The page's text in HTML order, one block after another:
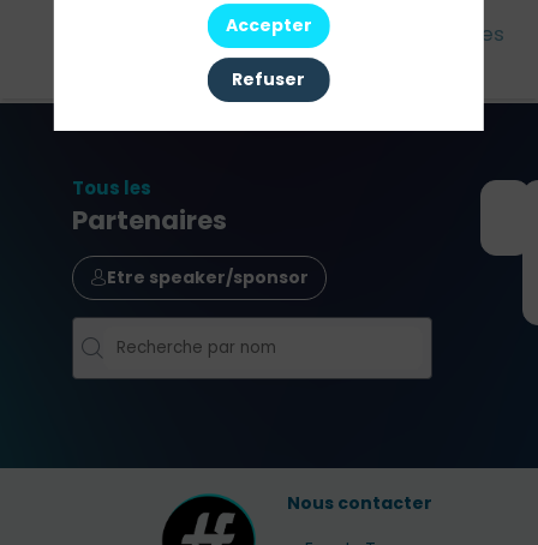
Agenda IntervenantsPartenaires
Tous les
Partenaires
Etre speaker/sponsor
Nous contacter
Accepter
Refuser